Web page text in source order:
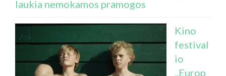
laukia nemokamos pramogos
Kino
festival
io
„Europ